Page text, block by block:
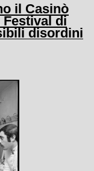
il Casinò
di
disordini